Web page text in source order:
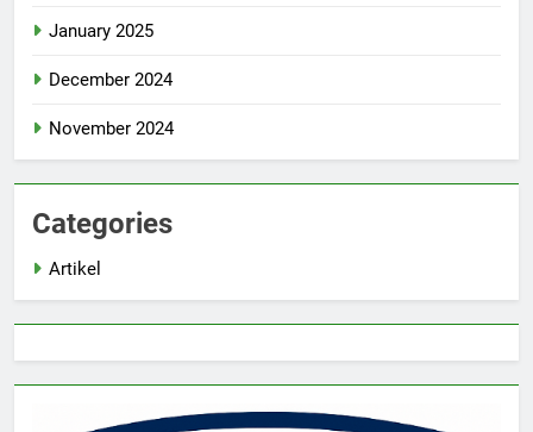
January 2025
December 2024
November 2024
Categories
Artikel